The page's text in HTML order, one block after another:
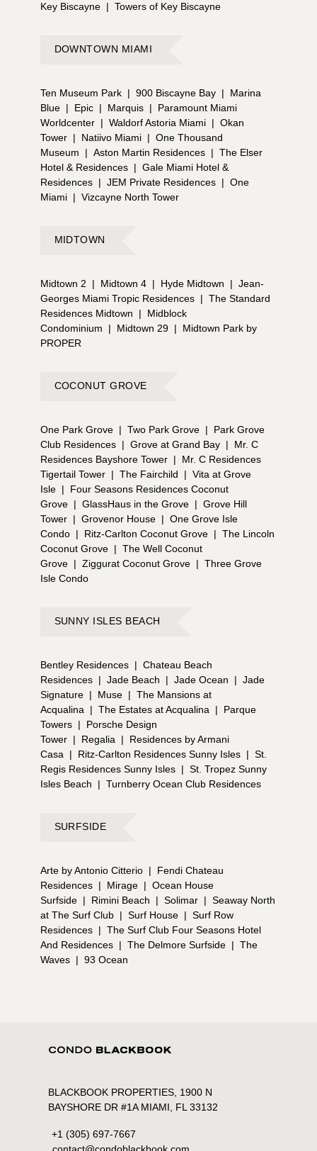
Key Biscayne | Towers of Key Biscayne
DOWNTOWN MIAMI
Ten Museum Park | 900 Biscayne Bay |
Marina
Blue | Epic | Marquis |
Paramount Miami
Worldcenter | Waldorf Astoria Miami | Okan
Tower | Natiivo Miami | One Thousand
Museum
| Aston Martin Residences | The Elser
Hotel & Residences | Gale Miami Hotel &
Residences | JEM Private Residences | One
Miami | Vizcayne North Tower
MIDTOWN
Midtown 2 | Midtown 4 | Hyde Midtown | Jean-
Georges Miami Tropic Residences | The Standard
Residences Midtown
|
Midblock
Condominium
| Midtown 29 |
Midtown Park by
PROPER
COCONUT GROVE
One Park Grove | Two Park Grove |
Park Grove
Club Residences | Grove at Grand Bay |
Mr. C
Residences Bayshore Tower |
Mr. C Residences
Tigertail Tower | The Fairchild | Vita at Grove
Isle |
Four Seasons Residences Coconut
Grove | GlassHaus in the Grove | Grove Hill
Tower | Grovenor House | One Grove Isle
Condo | Ritz-Carlton Coconut Grove | The Lincoln
Coconut Grove | The Well Coconut
Grove | Ziggurat Coconut Grove | Three Grove
Isle Condo
SUNNY ISLES BEACH
Bentley Residences | Chateau Beach
Residences | Jade Beach | Jade Ocean | Jade
Signature | Muse | The Mansions at
Acqualina | The Estates at Acqualina |
Parque
Towers |
Porsche Design
Tower | Regalia |
Residences by Armani
Casa | Ritz-Carlton Residences Sunny Isles | St.
Regis Residences Sunny Isles | St. Tropez Sunny
Isles Beach
| Turnberry Ocean Club Residences
SURFSIDE
Arte by Antonio Citterio |
Fendi Chateau
Residences | Mirage | Ocean House
Surfside | Rimini Beach | Solimar | Seaway North
at The Surf Club | Surf House | Surf Row
Residences | The Surf Club Four Seasons Hotel
And Residences | The Delmore Surfside | The
Waves | 93 Ocean
BLACKBOOK PROPERTIES, 1900 N
BAYSHORE DR #1A MIAMI, FL 33132
+1 (305) 697-7667